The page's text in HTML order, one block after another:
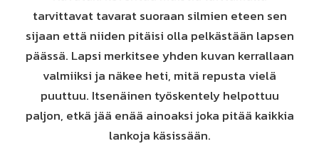
tarvittavat tavarat suoraan silmien eteen sen
sijaan että niiden pitäisi olla pelkästään lapsen
päässä. Lapsi merkitsee yhden kuvan kerrallaan
valmiiksi ja näkee heti, mitä repusta vielä
puuttuu. Itsenäinen työskentely helpottuu
paljon, etkä jää enää ainoaksi joka pitää kaikkia
lankoja käsissään.